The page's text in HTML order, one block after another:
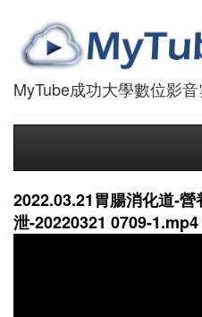
MyTube成功大學數位影音
2022.03.21胃腸消化道-
泄-20220321 0709-1.mp4